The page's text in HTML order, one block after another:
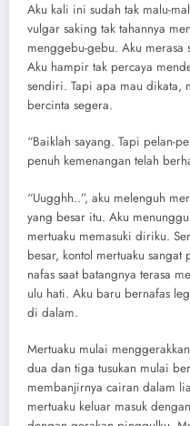
Aku kali ini sudah tak malu-
vulgar saking tak tahannya
menggebu-gebu. Aku merasa
Aku hampir tak percaya
sendiri. Tapi apa mau dikata,
bercinta segera.
“Baiklah sayang. Tapi pelan-
penuh kemenangan telah
“Uugghh..”, aku melenguh
yang besar itu. Aku
mertuaku memasuki diriku.
besar, kontol mertuaku
nafas saat batangnya terasa
ulu hati. Aku baru bernafas
di dalam.
Mertuaku mulai
dua dan tiga tusukan mulai
membanjirnya cairan dalam
mertuaku keluar masuk